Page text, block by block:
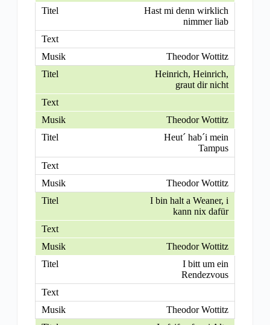
Hast mi denn wirklich
nimmer liab
Theodor Wottitz
Heinrich, Heinrich,
graut dir nicht
Theodor Wottitz
Heut´ hab´i mein
Tampus
Theodor Wottitz
I bin halt a Weaner, i
kann nix dafür
Theodor Wottitz
I bitt um ein
Rendezvous
Theodor Wottitz